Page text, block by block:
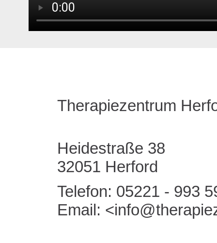
Therapiezentrum
Heidestraße 38
32051 Herford
Telefon: 05221 - 993
Email: